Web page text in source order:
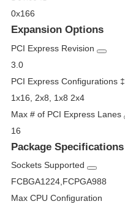
0x166
Expansion Options
PCI Express Revision
3.0
PCI Express Configurations ‡
1x16, 2x8, 1x8 2x4
Max # of PCI Express Lanes
16
Package Specifications
Sockets Supported
FCBGA1224,FCPGA988
Max CPU Configuration